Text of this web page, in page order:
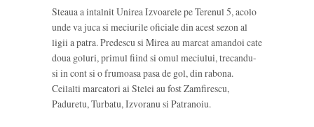
Steaua a intalnit Unirea Izvoarele pe Terenul 5, acolo
unde va juca si meciurile oficiale din acest sezon al
ligii a patra. Predescu si Mirea au marcat amandoi cate
doua goluri, primul fiind si omul meciului, trecandu-
si in cont si o frumoasa pasa de gol, din rabona.
Ceilalti marcatori ai Stelei au fost Zamfirescu,
Paduretu, Turbatu, Izvoranu si Patranoiu.